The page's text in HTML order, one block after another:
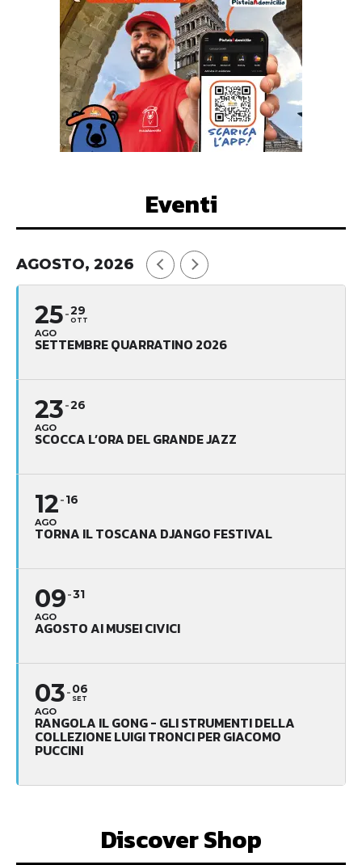
Eventi
AGOSTO, 2026
25
AGO
29
OTT
SETTEMBRE QUARRATINO 2026
23
AGO
26
SCOCCA L’ORA DEL GRANDE JAZZ
12
AGO
16
TORNA IL TOSCANA DJANGO FESTIVAL
09
AGO
31
AGOSTO AI MUSEI CIVICI
03
AGO
06
SET
RANGOLA IL GONG - GLI STRUMENTI DELLA
COLLEZIONE LUIGI TRONCI PER GIACOMO
PUCCINI
Discover Shop